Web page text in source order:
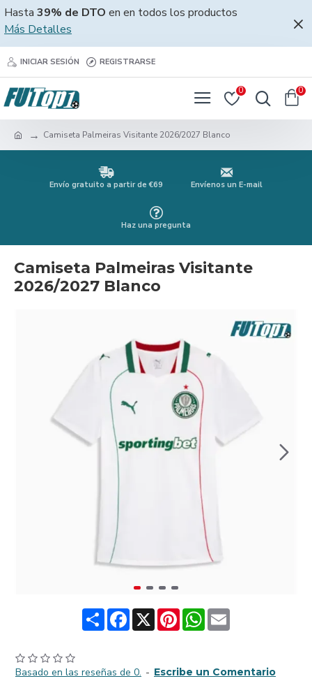
Hasta 39% de DTO en en todos los productos
Más Detalles
INICIAR SESIÓN REGISTRARSE
0 0
Camiseta Palmeiras Visitante 2026/2027 Blanco
Envío gratuito a partir de €69 Envíenos un E-mail
Haz una pregunta
Camiseta Palmeiras Visitante
2026/2027 Blanco
ShareFacebook
X PinterestWhatsApp
Email
Basado en las reseñas de 0. - Escribe un Comentario